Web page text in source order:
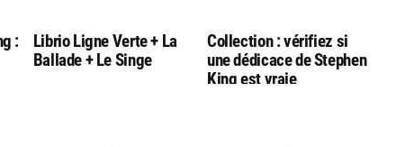
:
Librio Ligne Verte + La
Ballade + Le Singe
Collection : vérifiez si
une dédicace de Stephen
King est vraie